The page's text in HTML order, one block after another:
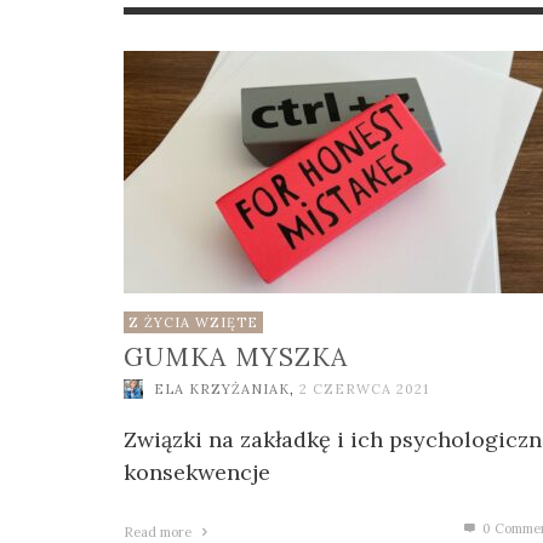
JAK
2024
Z ŻYCIA WZIĘTE
GUMKA MYSZKA
ELA KRZYŻANIAK, 2 CZERWCA 2021
Związki na zakładkę i ich
konsekwencje
Read more 0